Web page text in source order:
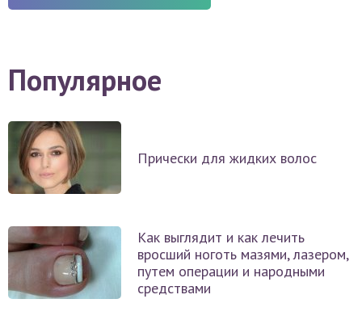
Популярное
Прически для жидких волос
Как выглядит и как лечить
вросший ноготь мазями, лазером,
путем операции и народными
средствами